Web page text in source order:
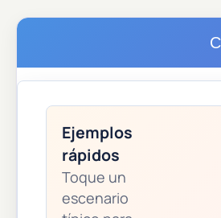
Ejemplos
rápidos
Toque un
escenario